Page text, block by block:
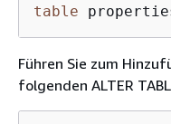
table
Führen Sie zum
folgenden ALTER